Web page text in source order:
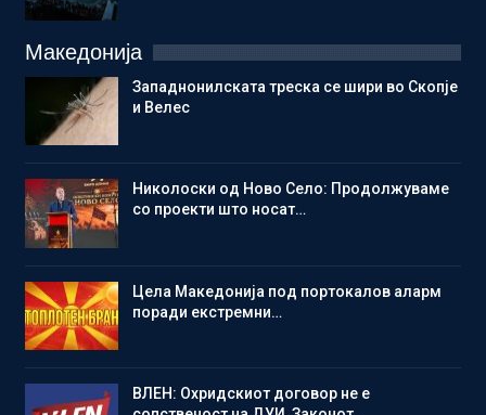
Македонија
Западнонилската треска се шири во Скопје
и Велес
Николоски од Ново Село: Продолжуваме
со проекти што носат…
Цела Македонија под портокалов аларм
поради екстремни…
ВЛЕН: Охридскиот договор не е